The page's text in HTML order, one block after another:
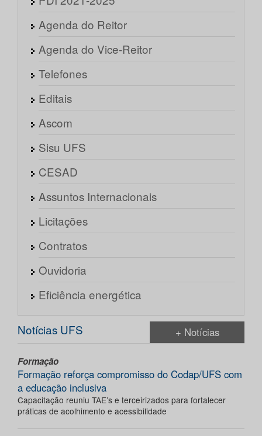
Agenda do Reitor
Agenda do Vice-Reitor
Telefones
Editais
Ascom
Sisu UFS
CESAD
Assuntos Internacionais
Licitações
Contratos
Ouvidoria
Eficiência energética
Notícias UFS + Notícias
Formação
Formação reforça compromisso do Codap/UFS com
a educação inclusiva
Capacitação reuniu TAE’s e terceirizados para fortalecer
práticas de acolhimento e acessibilidade